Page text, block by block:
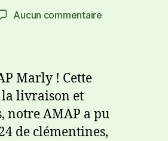
Aucun commentaire
Marly ! Cette
la livraison et
notre AMAP a pu
de clémentines,